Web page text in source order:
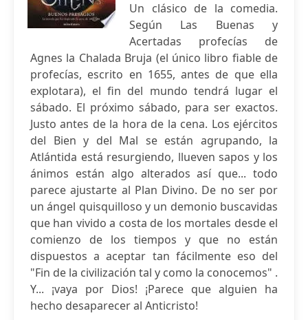
Un clásico de la comedia.
Según Las Buenas y
Acertadas profecías de
Agnes la Chalada Bruja (el único libro fiable de
profecías, escrito en 1655, antes de que ella
explotara), el fin del mundo tendrá lugar el
sábado. El próximo sábado, para ser exactos.
Justo antes de la hora de la cena. Los ejércitos
del Bien y del Mal se están agrupando, la
Atlántida está resurgiendo, llueven sapos y los
ánimos están algo alterados así que... todo
parece ajustarte al Plan Divino. De no ser por
un ángel quisquilloso y un demonio buscavidas
que han vivido a costa de los mortales desde el
comienzo de los tiempos y que no están
dispuestos a aceptar tan fácilmente eso del
"Fin de la civilización tal y como la conocemos" .
Y... ¡vaya por Dios! ¡Parece que alguien ha
hecho desaparecer al Anticristo!